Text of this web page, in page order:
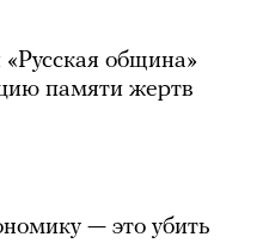
община»
памяти жертв
— это убить